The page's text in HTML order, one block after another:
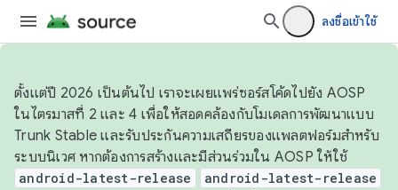
ลงชื่อเข้าใช้
ตั้งแต่ปี 2026 เป็นต้นไป เราจะเผยแพร่ซอร์สโค้ดไปยัง AOSP
ในไตรมาสที่ 2 และ 4 เพื่อให้สอดคล้องกับโมเดลการพัฒนาแบบ
Trunk Stable และรับประกันความเสถียรของแพลตฟอร์มสำหรับ
ระบบนิเวศ หากต้องการสร้างและมีส่วนร่วมใน AOSP ให้ใช้
android-latest-release android-latest-release